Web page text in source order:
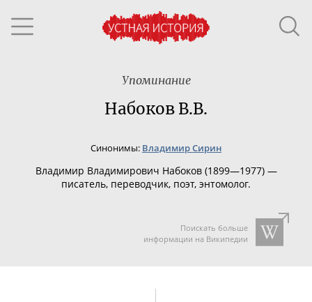
Упоминание
Набоков В.В.
Синонимы: Владимир Сирин
Владимир Владимирович Набоков (1899—1977) —
писатель, переводчик, поэт, энтомолог.
Поискать больше
информации на Википедии